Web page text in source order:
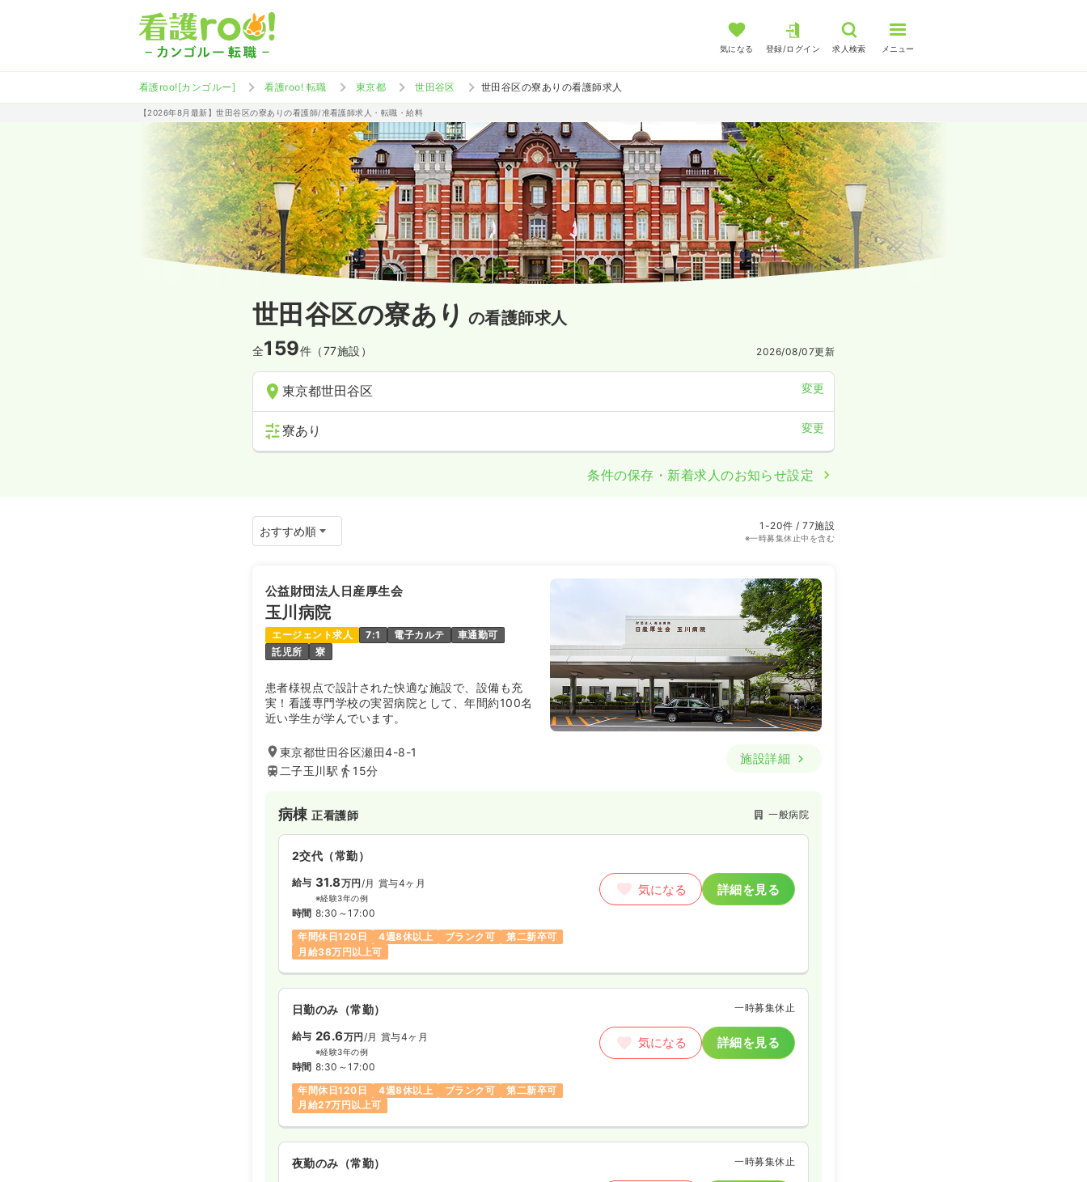
気になる 登録/ログイン 求人検索 メニュー
看護roo![カンゴルー] 看護roo! 転職 東京都 世田谷区 世田谷区の寮ありの看護師求人
【2026年8月最新】世田谷区の寮ありの看護師/准看護師求人・転職・給料
世田谷区の寮あり の看護師求人
全159件（77施設） 2026/08/07更新
東京都世田谷区 変更
寮あり 変更
条件の保存・新着求人のお知らせ設定
1-20件 / 77施設
※一時募集休止中を含む
公益財団法人日産厚生会
玉川病院
エージェント求人 7:1 電子カルテ
車通勤可
託児所
寮
患者様視点で設計された快適な施設で、設備も充
実！看護専門学校の実習病院として、年間約100名
近い学生が学んでいます。
東京都世田谷区瀬田4-8-1
二子玉川駅
15分
施設詳細
病棟正看護師 一般病院
2交代（常勤）
給与 31.8万円/月 賞与4ヶ月
※経験3年の例
時間 8:30～17:00
年間休日120日
4週8休以上 ブランク可
第二新卒可
月給38万円以上可
気になる 詳細を見る
日勤のみ（常勤） 一時募集休止
給与 26.6万円 /月 賞与4ヶ月
※経験3年の例
時間 8:30～17:00
年間休日120日
4週8休以上 ブランク可
第二新卒可
月給27万円以上可
気になる 詳細を見る
夜勤のみ（常勤） 一時募集休止